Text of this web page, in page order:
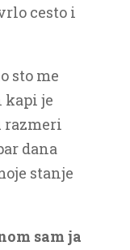
cesto i
sto me
kapi je
razmeri
dana
stanje
sam ja